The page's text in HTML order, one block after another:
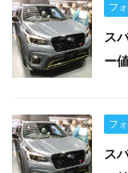
フ
ス
ー
フ
ス